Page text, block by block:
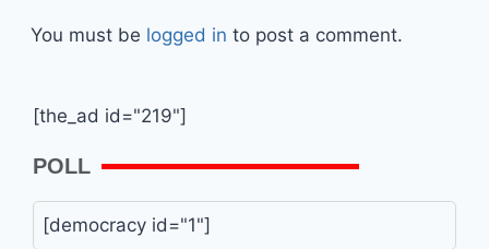
You must be logged in to post a comment.
[the_ad id="219"]
POLL
[democracy id="1"]